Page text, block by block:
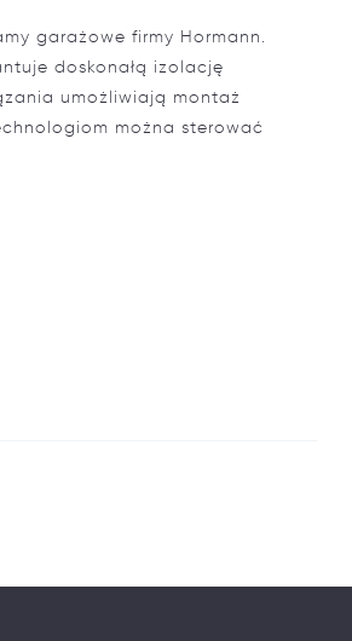
garażowe firmy Hormann.
doskonałą izolację
umożliwiają montaż
można sterować